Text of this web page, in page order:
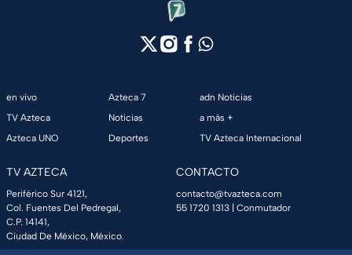
en vivo
TV Azteca
Azteca UNO
Azteca 7
Noticias
Deportes
adn Noticias
a más +
TV Azteca Internacional
TV AZTECA
Periférico Sur 4121,
Col. Fuentes Del Pedregal,
C.P. 14141,
Ciudad De México, México.
CONTACTO
contacto@tvazteca.com
55 1720 1313 | Conmutador